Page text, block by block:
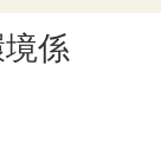
係